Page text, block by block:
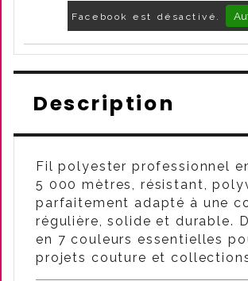
Facebook est désactivé.
Description
Fil polyester professionnel
5 000 mètres, résistant,
parfaitement adapté à une
régulière, solide et durable.
en 7 couleurs essentielles
projets couture et